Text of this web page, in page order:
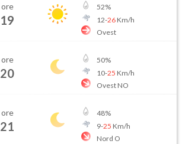
ore
19
52%
12-26Km/h
Ovest
ore
20
50%
10-25 Km/h
Ovest NO
ore
21
48%
9-25 Km/h
Nord O